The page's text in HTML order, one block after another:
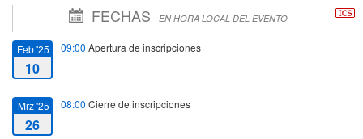
FECHAS EN HORA LOCAL DEL EVENTO
Feb '25
10
09:00 Apertura de inscripciones
Mrz '25
26
08:00 Cierre de inscripciones